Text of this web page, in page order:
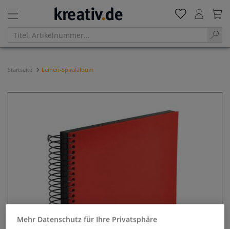
Startseite Leinen-Spiralalbum
Mehr Datenschutz für Ihre Privatsphäre